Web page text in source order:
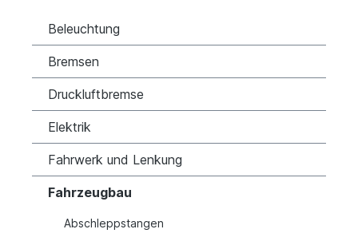
Beleuchtung
Bremsen
Druckluftbremse
Elektrik
Fahrwerk und Lenkung
Fahrzeugbau
Abschleppstangen